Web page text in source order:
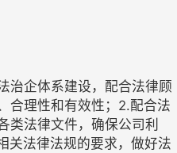
治企体系建设，配合法律顾
合理性和有效性；2.配合法
类法律文件，确保公司利
关法律法规的要求，做好法